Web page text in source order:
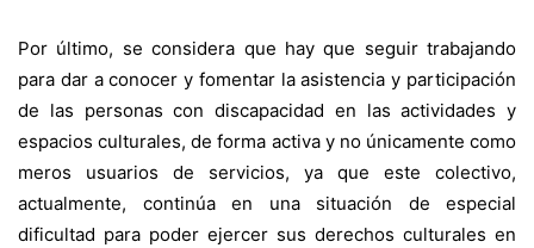
Por último, se considera que hay que seguir trabajando
para dar a conocer y fomentar la asistencia y participación
de las personas con discapacidad en las actividades y
espacios culturales, de forma activa y no únicamente como
meros usuarios de servicios, ya que este colectivo,
actualmente, continúa en una situación de especial
dificultad para poder ejercer sus derechos culturales en